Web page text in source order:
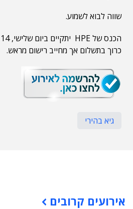
שווה לבוא לשמוע.
כרוך בתשלום אך מחייב רישום מראש.
גיא בהירי
אירועים קרובים